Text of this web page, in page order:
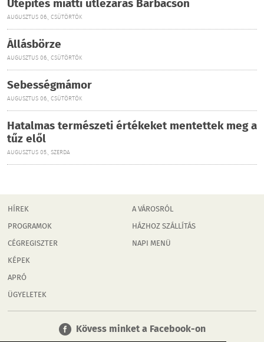
Útépítés miatti útlezárás Barbacson
AUGUSZTUS 06., CSÜTÖRTÖK
Állásbörze
AUGUSZTUS 06., CSÜTÖRTÖK
Sebességmámor
AUGUSZTUS 06., CSÜTÖRTÖK
Hatalmas természeti értékeket mentettek meg a
tűz elől
AUGUSZTUS 05., SZERDA
HÍREK
PROGRAMOK
CÉGREGISZTER
KÉPEK
APRÓ
ÜGYELETEK
A VÁROSRÓL
HÁZHOZ SZÁLLÍTÁS
NAPI MENÜ
Kövess minket a Facebook-on